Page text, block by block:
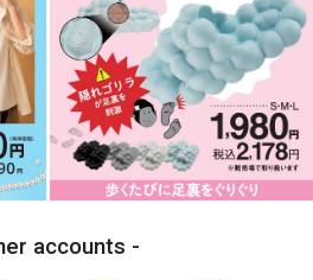
accounts